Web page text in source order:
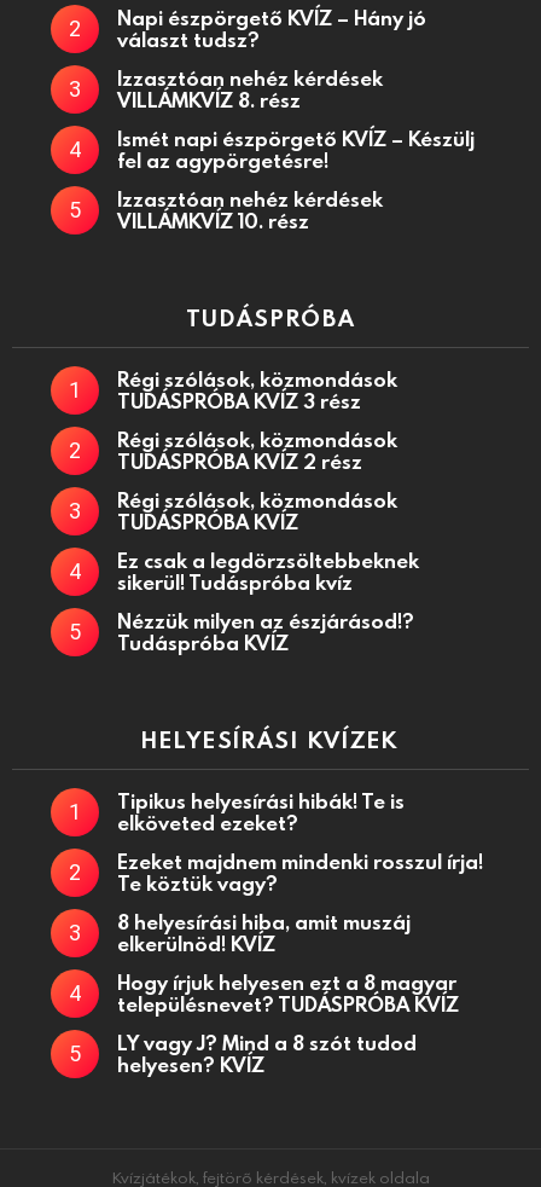
Napi észpörgető KVÍZ – Hány jó
választ tudsz?
Izzasztóan nehéz kérdések
VILLÁMKVÍZ 8. rész
Ismét napi észpörgető KVÍZ – Készülj
fel az agypörgetésre!
Izzasztóan nehéz kérdések
VILLÁMKVÍZ 10. rész
TUDÁSPRÓBA
Régi szólások, közmondások
TUDÁSPRÓBA KVÍZ 3 rész
Régi szólások, közmondások
TUDÁSPRÓBA KVÍZ 2 rész
Régi szólások, közmondások
TUDÁSPRÓBA KVÍZ
Ez csak a legdörzsöltebbeknek
sikerül! Tudáspróba kvíz
Nézzük milyen az észjárásod!?
Tudáspróba KVÍZ
HELYESÍRÁSI KVÍZEK
Tipikus helyesírási hibák! Te is
elköveted ezeket?
Ezeket majdnem mindenki rosszul írja!
Te köztük vagy?
8 helyesírási hiba, amit muszáj
elkerülnöd! KVÍZ
Hogy írjuk helyesen ezt a 8 magyar
településnevet? TUDÁSPRÓBA KVÍZ
LY vagy J? Mind a 8 szót tudod
helyesen? KVÍZ
Kvízjátékok, fejtörő kérdések, kvízek oldala